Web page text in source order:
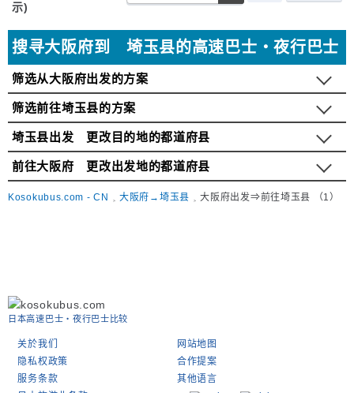
示)
搜寻大阪府到 埼玉县的高速巴士・夜行巴士
筛选从大阪府出发的方案
筛选前往埼玉县的方案
埼玉县出发 更改目的地的都道府县
前往大阪府 更改出发地的都道府县
Kosokubus.com - CN 大阪府→埼玉县 大阪府出发⇒前往埼玉县 （1）
日本高速巴士‧夜行巴士比较
关於我们
隐私权政策
服务条款
网站地图
合作提案
其他语言